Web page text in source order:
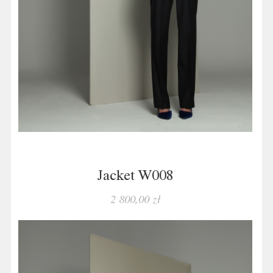
Jacket W008
2 800,00 zł